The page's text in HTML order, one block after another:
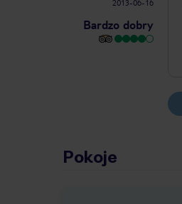
2013-06-16
Bardzo dobry
Pokoje